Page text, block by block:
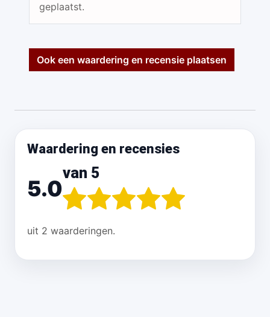
geplaatst.
Ook een waardering en recensie plaatsen
Waardering en recensies
5.0
van 5
uit 2 waarderingen.